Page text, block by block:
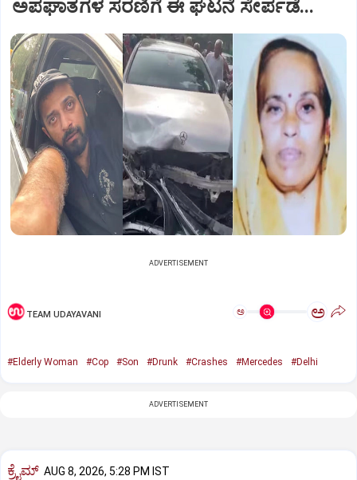
ಅಪಘಾತಗಳ ಸರಣಿಗೆ ಈ ಘಟನೆ ಸೇರ್ಪಡೆ...
ADVERTISEMENT
TEAM UDAYAVANI ಅ ಅ
#Elderly Woman #Cop #Son #Drunk #Crashes #Mercedes #Delhi
ADVERTISEMENT
ಕ್ರೈಮ್ AUG 8, 2026, 5:28 PM IST